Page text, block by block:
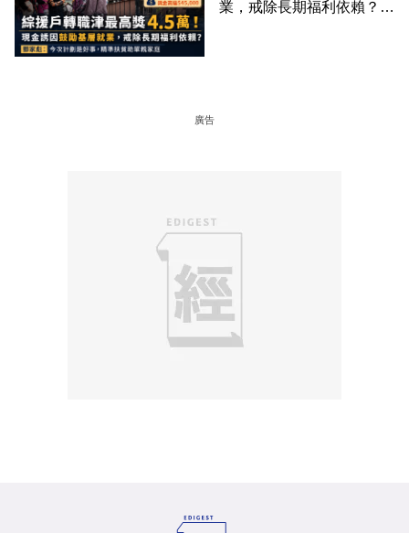
業，戒除長期福利依賴？鄧
廣告